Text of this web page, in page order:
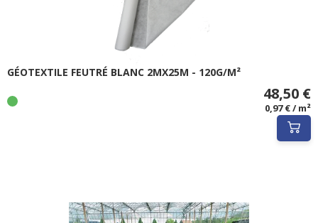
GÉOTEXTILE FEUTRÉ BLANC 2MX25M - 120G/M²
48,50 €
0,97 € / m²